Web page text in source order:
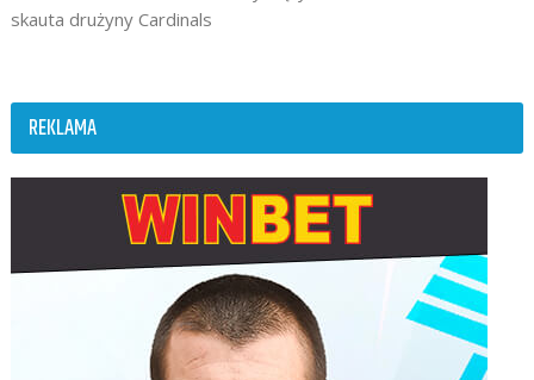
skauta drużyny Cardinals
REKLAMA